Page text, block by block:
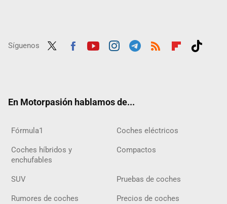
Síguenos
En Motorpasión hablamos de...
Fórmula1 Coches eléctricos
Coches híbridos y
enchufables
Compactos
SUV Pruebas de coches
Rumores de coches Precios de coches